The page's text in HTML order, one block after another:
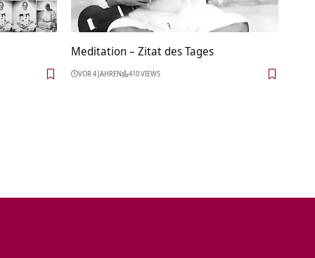
Meditation – Zitat des Tages
VOR 4 JAHREN 410 VIEWS